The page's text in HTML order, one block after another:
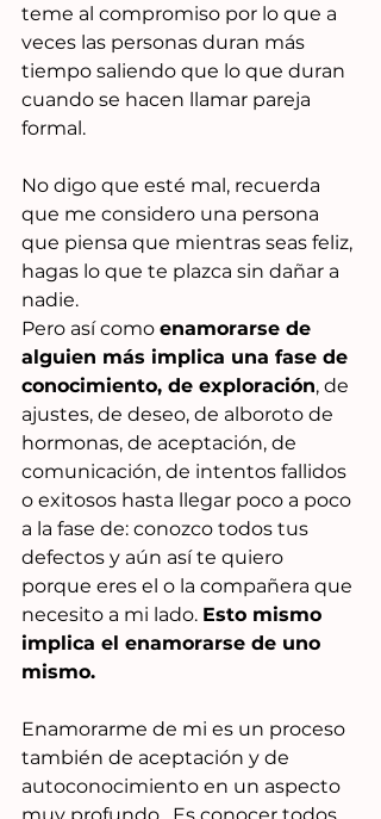
teme al compromiso por lo que a
veces las personas duran más
tiempo saliendo que lo que duran
cuando se hacen llamar pareja
formal.
No digo que esté mal, recuerda
que me considero una persona
que piensa que mientras seas feliz,
hagas lo que te plazca sin dañar a
nadie.
Pero así como enamorarse de
alguien más implica una fase de
conocimiento, de exploración, de
ajustes, de deseo, de alboroto de
hormonas, de aceptación, de
comunicación, de intentos fallidos
o exitosos hasta llegar poco a poco
a la fase de: conozco todos tus
defectos y aún así te quiero
porque eres el o la compañera que
necesito a mi lado. Esto mismo
implica el enamorarse de uno
mismo.
Enamorarme de mi es un proceso
también de aceptación y de
autoconocimiento en un aspecto
muy profundo.  Es conocer todos